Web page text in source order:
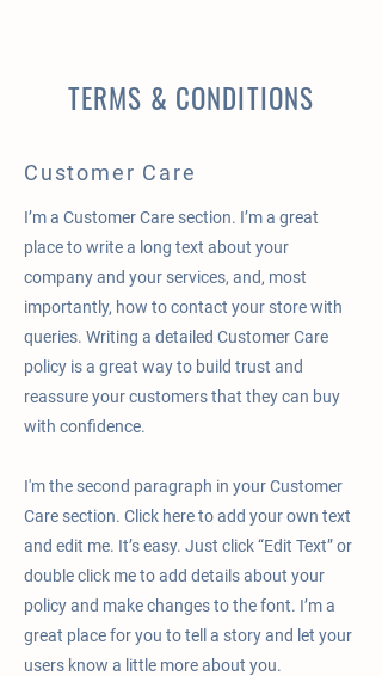
TERMS & CONDITIONS
Customer Care
I’m a Customer Care section. I’m a great
place to write a long text about your
company and your services, and, most
importantly, how to contact your store with
queries. Writing a detailed Customer Care
policy is a great way to build trust and
reassure your customers that they can buy
with confidence.
I'm the second paragraph in your Customer
Care section. Click here to add your own text
and edit me. It’s easy. Just click “Edit Text” or
double click me to add details about your
policy and make changes to the font. I’m a
great place for you to tell a story and let your
users know a little more about you.